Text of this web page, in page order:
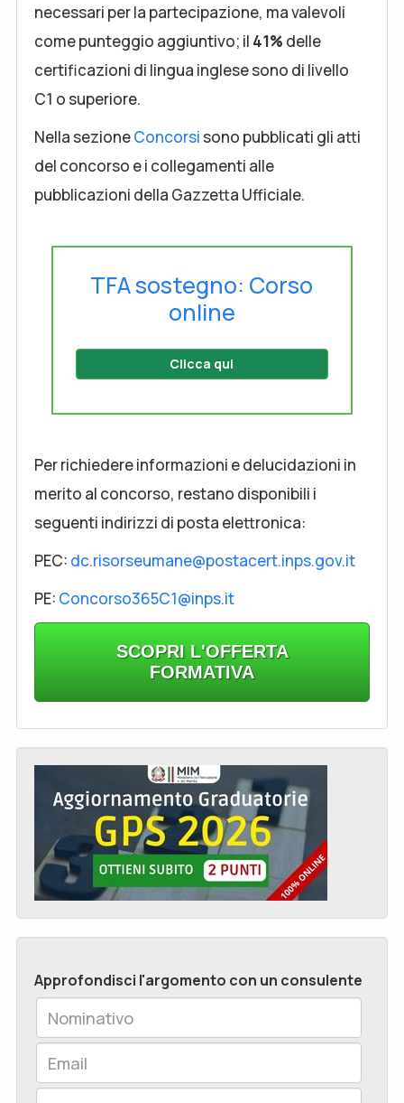
necessari per la partecipazione, ma valevoli
come punteggio aggiuntivo; il 41% delle
certificazioni di lingua inglese sono di livello
C1 o superiore.
Nella sezioneConcorsisono pubblicati gli atti
del concorso e i collegamenti alle
pubblicazioni della Gazzetta Ufficiale.
TFA sostegno: Corso
online
Clicca qui
Per richiedere informazioni e delucidazioni in
merito al concorso, restano disponibili i
seguenti indirizzi di posta elettronica:
PEC: dc.risorseumane@postacert.inps.gov.it
PE: Concorso365C1@inps.it
SCOPRI L'OFFERTA
FORMATIVA
Approfondisci l'argomento con un consulente